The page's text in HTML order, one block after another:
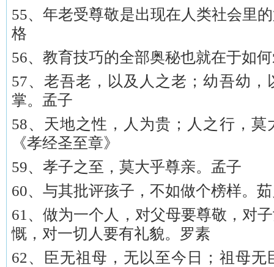
55、年老受尊敬是出现在人类社会里
格
56、教育技巧的全部奥秘也就在于如
57、老吾老，以及人之老；幼吾幼
掌。孟子
58、天地之性，人为贵；人之行，
《孝经圣至章》
59、孝子之至，莫大乎尊亲。孟子
60、与其批评孩子，不如做个榜样。
61、做为一个人，对父母要尊敬，对
慨，对一切人要有礼貌。罗素
62、臣无祖母，无以至今日；祖母